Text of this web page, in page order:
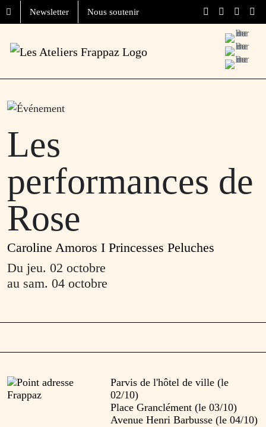
Aller au contenu
Skip to footer
Nous soutenir
Newsletter
Les
performances de
Rose
Caroline Amoros I Princesses Peluches
Du jeu. 02 octobre
au sam. 04 octobre
Parvis de l'hôtel de ville (le
02/10)
Place Granclément (le 03/10)
Avenue Henri Barbusse (le 04/10)